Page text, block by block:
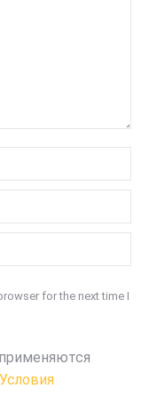
for the next time I
Условия